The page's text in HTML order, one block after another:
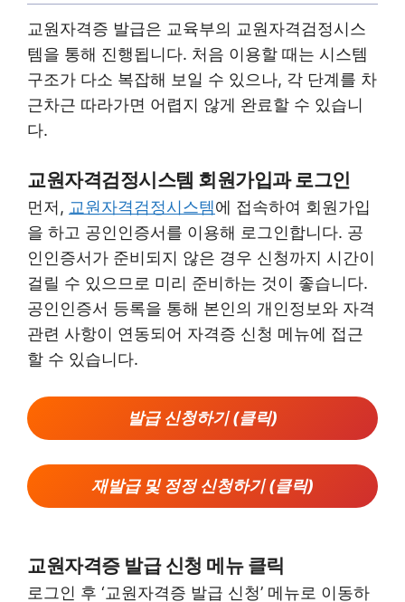
교원자격증 발급은 교육부의 교원자격검정시스
템을 통해 진행됩니다. 처음 이용할 때는 시스템
구조가 다소 복잡해 보일 수 있으나, 각 단계를 차
근차근 따라가면 어렵지 않게 완료할 수 있습니
다.
교원자격검정시스템 회원가입과 로그인
먼저, 교원자격검정시스템에 접속하여 회원가입
을 하고 공인인증서를 이용해 로그인합니다. 공
인인증서가 준비되지 않은 경우 신청까지 시간이
걸릴 수 있으므로 미리 준비하는 것이 좋습니다.
공인인증서 등록을 통해 본인의 개인정보와 자격
관련 사항이 연동되어 자격증 신청 메뉴에 접근
할 수 있습니다.
발급 신청하기 (클릭)
재발급 및 정정 신청하기 (클릭)
교원자격증 발급 신청 메뉴 클릭
로그인 후 ‘교원자격증 발급 신청’ 메뉴로 이동하